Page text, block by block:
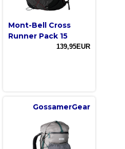
Mont-Bell Cross
Runner Pack 15
139,95EUR
GossamerGear